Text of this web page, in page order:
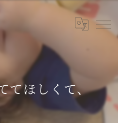
てほしくて、